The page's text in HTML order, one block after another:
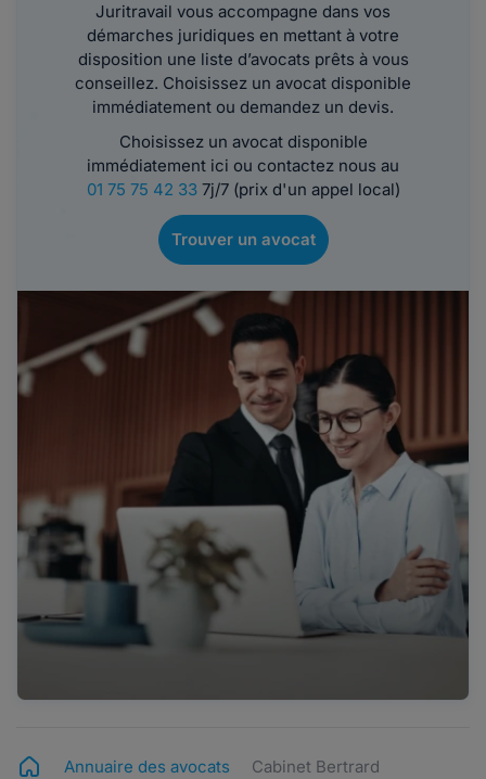
Juritravail vous accompagne dans vos
démarches juridiques en mettant à votre
disposition une liste d’avocats prêts à vous
conseillez. Choisissez un avocat disponible
immédiatement ou demandez un devis.
Choisissez un avocat disponible
immédiatement ici ou contactez nous au
01 75 75 42 337j/7 (prix d'un appel local)
Trouver un avocat
Annuaire des avocats Cabinet Bertrard